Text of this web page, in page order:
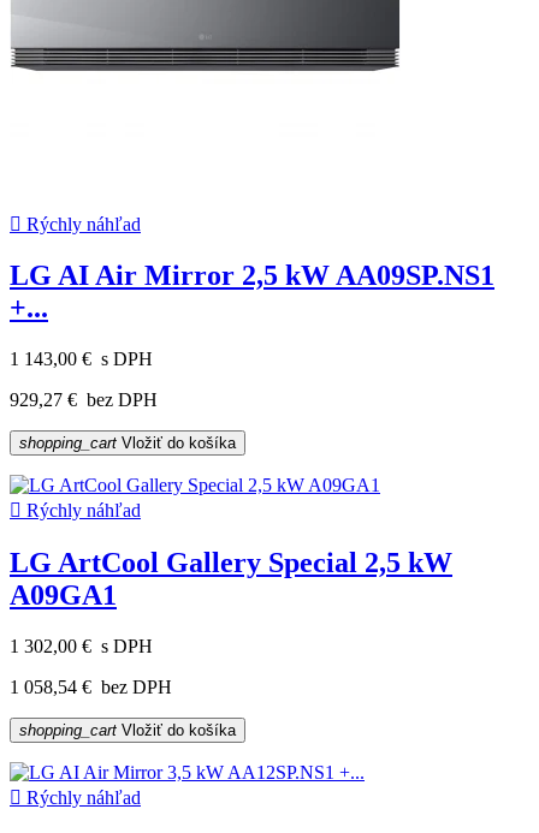
 Rýchly náhľad
LG AI Air Mirror 2,5 kW AA09SP.NS1
+...
1 143,00 € s DPH
929,27 € bez DPH
shopping_cart Vložiť do košíka
 Rýchly náhľad
LG ArtCool Gallery Special 2,5 kW
A09GA1
1 302,00 € s DPH
1 058,54 € bez DPH
shopping_cart Vložiť do košíka
 Rýchly náhľad